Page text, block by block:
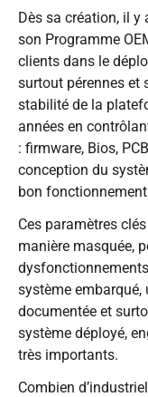
Dès sa création, il y
son Programme
clients dans le
surtout pérennes et
stabilité de la
années en
: firmware, Bios,
conception du
bon
Ces paramètres
manière masquée,
système embarqué,
documentée et
système déployé,
très importants.
Combien